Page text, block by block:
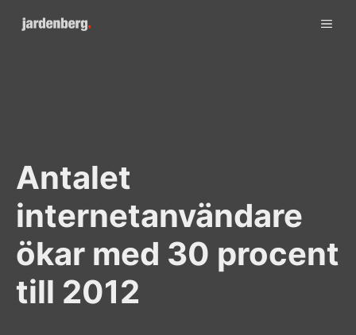
Antalet
internetanvändare
ökar med 30 procent
till 2012